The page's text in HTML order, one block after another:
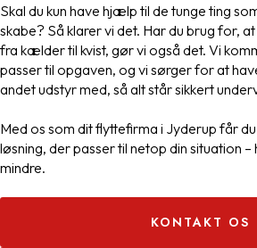
Skal du kun have hjælp til de tunge ting
skabe? Så klarer vi det. Har du brug for,
fra kælder til kvist, gør vi også det. Vi
passer til opgaven, og vi sørger for at
andet udstyr med, så alt står sikkert
Med os som dit flyttefirma i Jyderup får
løsning, der passer til netop din situation
mindre.
KONTAKT OS